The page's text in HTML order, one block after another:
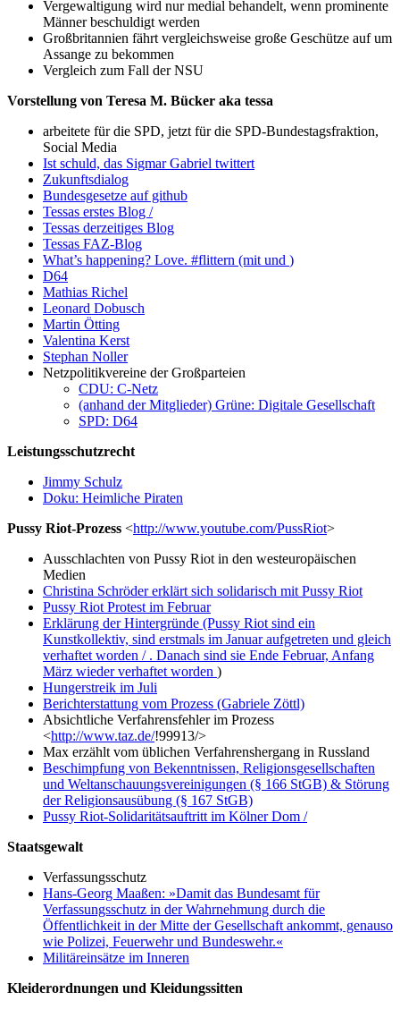
Vergewaltigung wird nur medial behandelt, wenn prominente
Männer beschuldigt werden
Großbritannien fährt vergleichsweise große Geschütze auf um
Assange zu bekommen
Vergleich zum Fall der NSU
Vorstellung von Teresa M. Bücker aka tessa
arbeitete für die SPD, jetzt für die SPD-Bundestagsfraktion,
Social Media
Ist schuld, das Sigmar Gabriel twittert
Zukunftsdialog
Bundesgesetze auf github
Tessas erstes Blog /
Tessas derzeitiges Blog
Tessas FAZ-Blog
What’s happening? Love. #flittern (mit und )
D64
Mathias Richel
Leonard Dobusch
Martin Ötting
Valentina Kerst
Stephan Noller
Netzpolitikvereine der Großparteien
CDU: C-Netz
(anhand der Mitglieder) Grüne: Digitale Gesellschaft
SPD: D64
Leistungsschutzrecht
Jimmy Schulz
Doku: Heimliche Piraten
Pussy Riot-Prozess <http://www.youtube.com/PussRiot>
Ausschlachten von Pussy Riot in den westeuropäischen
Medien
Christina Schröder erklärt sich solidarisch mit Pussy Riot
Pussy Riot Protest im Februar
Erklärung der Hintergründe (Pussy Riot sind ein
Kunstkollektiv, sind erstmals im Januar aufgetreten und gleich
verhaftet worden / . Danach sind sie Ende Februar, Anfang
März wieder verhaftet worden )
Hungerstreik im Juli
Berichterstattung vom Prozess (Gabriele Zöttl)
Absichtliche Verfahrensfehler im Prozess
<http://www.taz.de/!99913/>
Max erzählt vom üblichen Verfahrenshergang in Russland
Beschimpfung von Bekenntnissen, Religionsgesellschaften
und Weltanschauungsvereinigungen (§ 166 StGB) & Störung
der Religionsausübung (§ 167 StGB)
Pussy Riot-Solidaritätsauftritt im Kölner Dom /
Staatsgewalt
Verfassungsschutz
Hans-Georg Maaßen: »Damit das Bundesamt für
Verfassungsschutz in der Wahrnehmung durch die
Öffentlichkeit in der Mitte der Gesellschaft ankommt, genauso
wie Polizei, Feuerwehr und Bundeswehr.«
Militäreinsätze im Inneren
Kleiderordnungen und Kleidungssitten